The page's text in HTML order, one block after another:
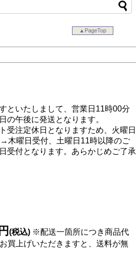
▲PageTop
といたしまして、営業日11時00分
の午後に発送となります。
受注定休日となりますため、火曜日
木曜日受付、土曜日11時以降のご
受付となります。あらかじめご了承
(税込) ※配送一箇所につき商品代
買上げいただきますと、送料が無